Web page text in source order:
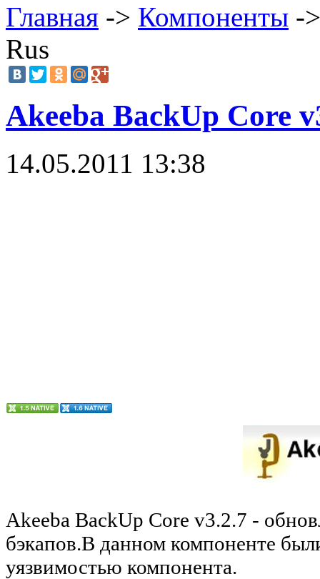
Главная -> Компоненты -
Rus
Akeeba BackUp Core
14.05.2011 13:38
Akeeba BackUp Core v3.2.7 -
бэкапов.В данном компоненте
уязвимостью компонента.